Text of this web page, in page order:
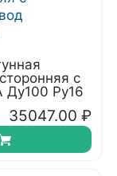
с
Ду100 Ру16
35047.00 ₽